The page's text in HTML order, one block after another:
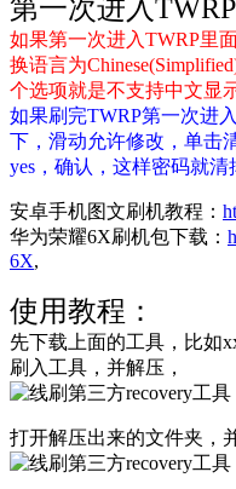
第一次进入
如果第一次进入TWRP里
换语言为
个选项就是不支持中文显示
如果刷完TWRP第一次进
下，滑动允许修改，单击
yes，确认，这样密码就清
安卓手机图文刷机教程：
华为荣耀6X刷机包下载：
6X,
使用教程：
先下载上面的工具，比如
刷入工具，并解压，
打开解压出来的文件夹，